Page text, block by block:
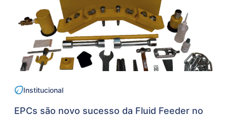
Institucional
EPCs são novo sucesso da Fluid Feeder no